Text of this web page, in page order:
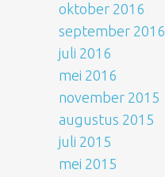
oktober 2016
september 2016
juli 2016
mei 2016
november 2015
augustus 2015
juli 2015
mei 2015